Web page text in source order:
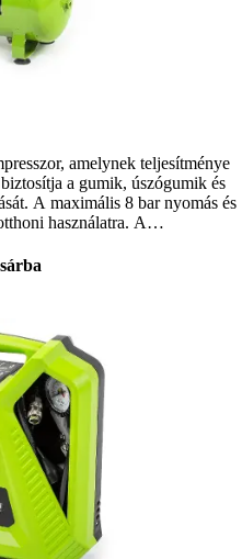
amelynek teljesítménye
a gumik, úszógumik és
A maximális 8 bar nyomás és
használatra. A